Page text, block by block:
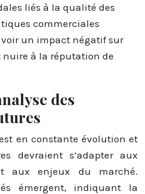
liés à la qualité des
commerciales
un impact négatif sur
à la réputation de
des
en constante évolution et
devraient s’adapter aux
aux enjeux du marché.
émergent, indiquant la